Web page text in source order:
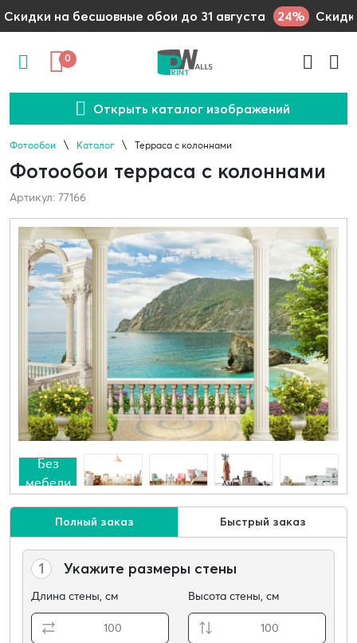
Скидки на бесшовные обои до 31 августа 24%
0
Открыть каталог изображений
Фотообои Каталог Терраса с колоннами
Фотообои терраса с колоннами
Артикул: 77166
Без
мебели
Полный заказ Быстрый заказ
1 Укажите размеры стены
Длина стены, см Высота стены, см